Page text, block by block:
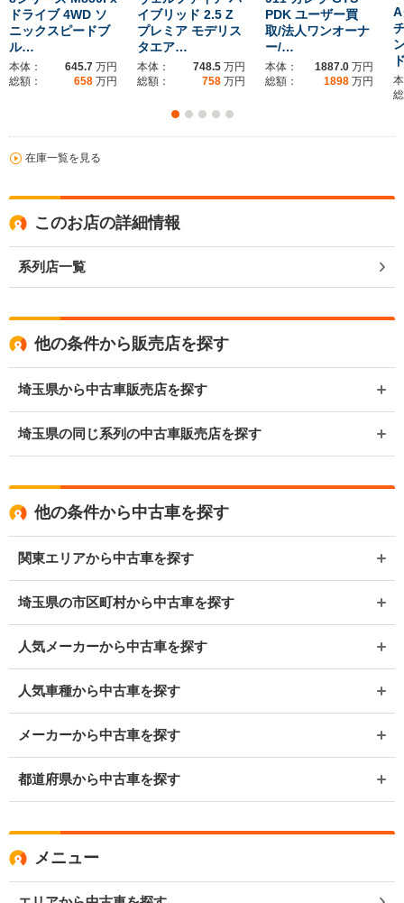
ドライブ 4WD ソ
ニックスピードブ
ル…
本体： 645.7 万円
総額：
658 万円
イブリッド 2.5 Z
プレミア モデリス
タエア…
本体： 748.5 万円
総額：
758 万円
PDK ユーザー買
取/法人ワンオーナ
ー/…
本体： 1887.0 万円
総額：
1898 万円
A
在庫一覧を見る
このお店の詳細情報
系列店一覧
他の条件から販売店を探す
埼玉県から中古車販売店を探す
埼玉県の同じ系列の中古車販売店を探す
他の条件から中古車を探す
関東エリアから中古車を探す
埼玉県の市区町村から中古車を探す
人気メーカーから中古車を探す
人気車種から中古車を探す
メーカーから中古車を探す
都道府県から中古車を探す
メニュー